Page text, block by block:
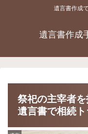
遺言書作成
遺言書作成
祭祀の主宰者
遺言書で相続